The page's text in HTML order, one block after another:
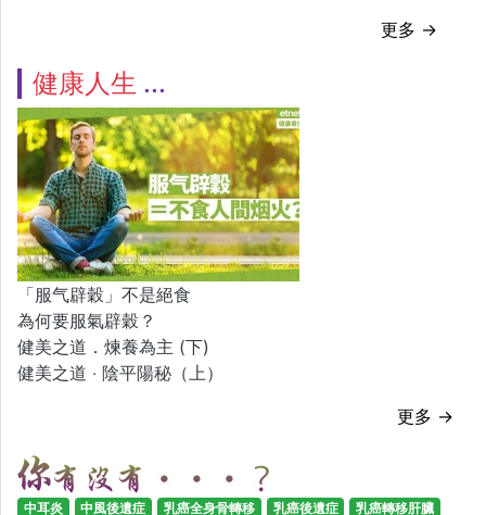
更多 →
健康人生
「服气辟穀」不是絕食
為何要服氣辟穀？
健美之道．煉養為主 (下)
健美之道 ‧ 陰平陽秘（上）
更多 →
中耳炎 中風後遺症 乳癌全身骨轉移 乳癌後遺症 乳癌轉移肝臟